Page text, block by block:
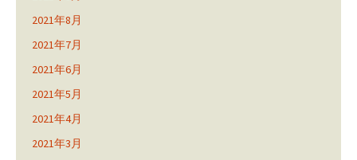
2021年8月
2021年7月
2021年6月
2021年5月
2021年4月
2021年3月